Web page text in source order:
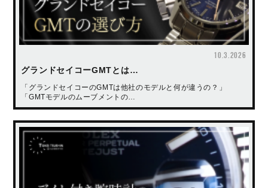
10.3.2026
グランドセイコーGMTとは…
「グランドセイコーのGMTは他社のモデルと何が違うの？」
「GMTモデルのムーブメントの…